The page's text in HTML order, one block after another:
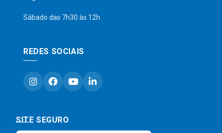
Sábado das 7h30 às 12h
REDES SOCIAIS
SITE SEGURO